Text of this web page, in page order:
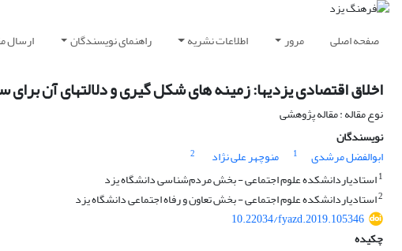
صفحه اصلی مرور اطلاعات نشریه راهنمای نویسندگان ارسال
اخلاق اقتصادی یزدیها: زمینه های شکل گیری و دلالتهای آن
نوع مقاله : مقاله پژوهشی
نویسندگان
ابوالفضل مرشدی
1 منوچهر علی نژاد
2
1استادیاردانشکده علوم اجتماعی - بخش مردم‌شناسی دانشگاه یزد
2استادیاردانشکده علوم اجتماعی - بخش تعاون و رفاه اجتماعی دانشگاه یزد
10.22034/fyazd.2019.105346
چکیده